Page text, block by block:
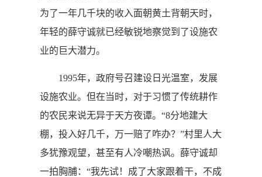
为了一年几千块的收入面朝黄土背朝天时，
年轻的薛守诚就已经敏锐地察觉到了设施农
业的巨大潜力。
1995年，政府号召建设日光温室，发展
设施农业。但在当时，对于习惯了传统耕作
的农民来说无异于天方夜谭。“8分地建大
棚，投入好几千，万一赔了咋办？”村里人大
多犹豫观望，甚至有人冷嘲热讽。薛守诚却
一拍胸脯：“我先试！成了大家跟着干，不成